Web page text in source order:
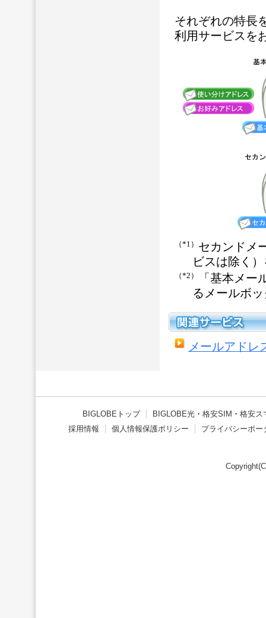
それぞれの特長
利用サービスを
（*1） セカンドメ
ビスは除く
（*2）
「基本メ
るメールボ
メールアドレ
BIGLOBEトップ BIGLOBE光・ 格安SIM ・ 格安ス
採用情報
個人情報保護ポリシー プライバシーポー